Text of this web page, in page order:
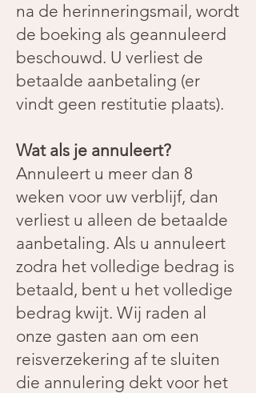
na de herinneringsmail, wordt
de boeking als geannuleerd
beschouwd. U verliest de
betaalde aanbetaling (er
vindt geen restitutie plaats).
Wat als je annuleert?
Annuleert u meer dan 8
weken voor uw verblijf, dan
verliest u alleen de betaalde
aanbetaling. Als u annuleert
zodra het volledige bedrag is
betaald, bent u het volledige
bedrag kwijt. Wij raden al
onze gasten aan om een
reisverzekering af te sluiten
die annulering dekt voor het